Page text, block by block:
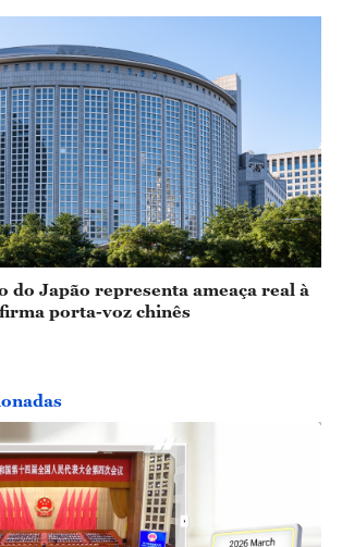
do Japão representa ameaça real à
porta-voz chinês